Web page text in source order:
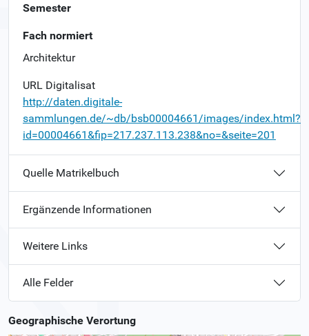
Semester
Fach normiert
Architektur
URL Digitalisat
http://daten.digitale-
sammlungen.de/~db/bsb00004661/images/index.html?
id=00004661&fip=217.237.113.238&no=&seite=201
Quelle Matrikelbuch
Ergänzende Informationen
Weitere Links
Alle Felder
Geographische Verortung